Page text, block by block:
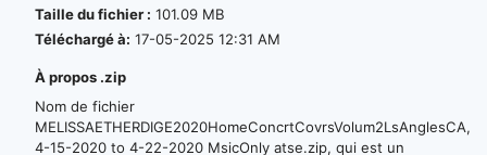
Taille du fichier : 101.09 MB
Téléchargé à: 17-05-2025 12:31 AM
À propos .zip
Nom de fichier
MELISSAETHERDIGE2020HomeConcrtCovrsVolum2LsAnglesCA,
4-15-2020 to 4-22-2020 MsicOnly atse.zip, qui est un